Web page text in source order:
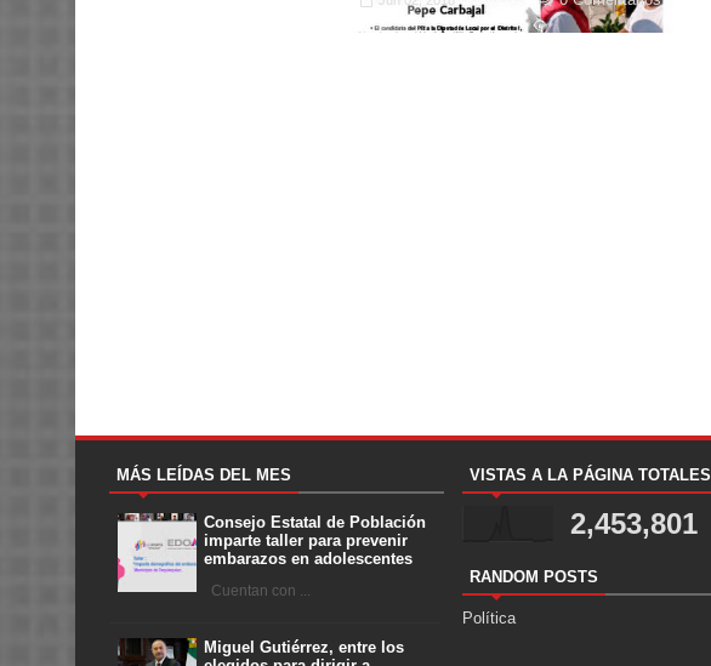
MÁS LEÍDAS DEL MES
Consejo Estatal de Población
imparte taller para prevenir
embarazos en adolescentes
Cuentan con ...
Miguel Gutiérrez, entre los
VISTAS A LA PÁGINA TOTALES
2,453,801
RANDOM POSTS
Política